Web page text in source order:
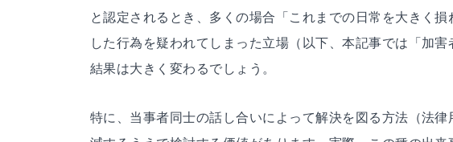
と認定されるとき、多くの場合「これまでの日常を大きく
した行為を疑われてしまった立場（以下、本記事では「加
結果は大きく変わるでしょう。
特に、当事者同士の話し合いによって解決を図る方法（法律